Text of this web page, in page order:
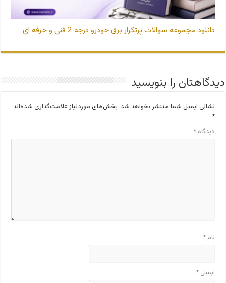
دانلود مجموعه سوالات پرتکرار برق خودرو درجه 2 فنی و حرفه ای
دیدگاهتان را بنویسید
نشانی ایمیل شما منتشر نخواهد شد. بخش‌های موردنیاز علامت‌گذاری شده‌اند
*
دیدگاه*
نام*
ایمیل*